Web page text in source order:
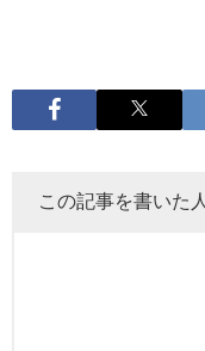
この記事を書いた人